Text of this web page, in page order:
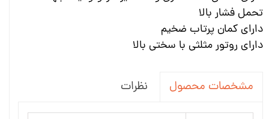
تحمل فشار بالا
دارای کمان پرتاب ضخیم
دارای روتور مثلثی با سختی بالا
مشخصات محصول نظرات